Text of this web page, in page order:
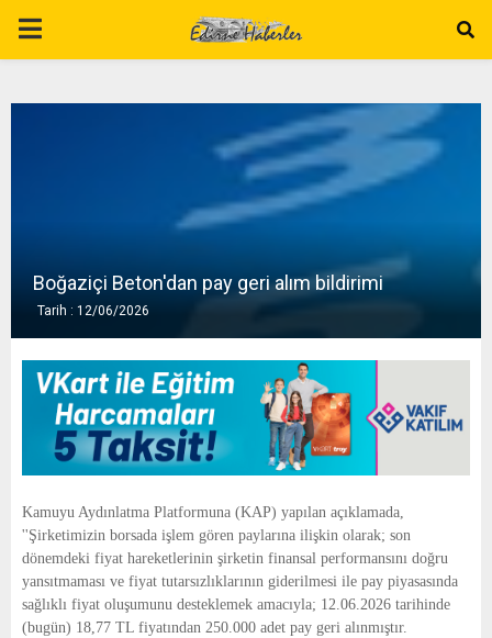
P
E
N
U
Boğaziçi Beton'dan pay geri alım bildirimi
Tarih : 12/06/2026
Kamuyu Aydınlatma Platformuna (KAP) yapılan açıklamada,
''Şirketimizin borsada işlem gören paylarına ilişkin olarak; son
dönemdeki fiyat hareketlerinin şirketin finansal performansını doğru
yansıtmaması ve fiyat tutarsızlıklarının giderilmesi ile pay piyasasında
sağlıklı fiyat oluşumunu desteklemek amacıyla; 12.06.2026 tarihinde
(bugün) 18,77 TL fiyatından 250.000 adet pay geri alınmıştır.